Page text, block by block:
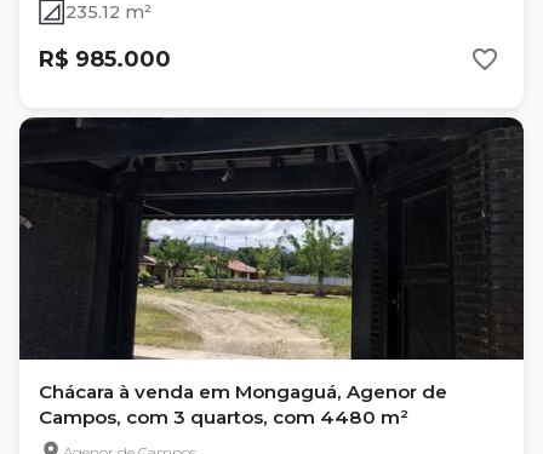
235.12 m²
R$ 985.000
Chácara à venda em Mongaguá, Agenor de
Campos, com 3 quartos, com 4480 m²